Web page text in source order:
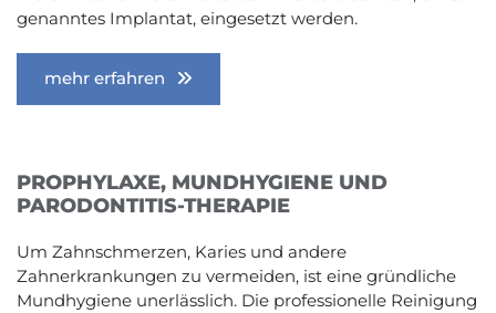
genanntes Implantat, eingesetzt werden.
mehr erfahren
PROPHYLAXE, MUNDHYGIENE UND
PARODONTITIS-THERAPIE
Um Zahnschmerzen, Karies und andere
Zahnerkrankungen zu vermeiden, ist eine gründliche
Mundhygiene unerlässlich. Die professionelle Reinigung